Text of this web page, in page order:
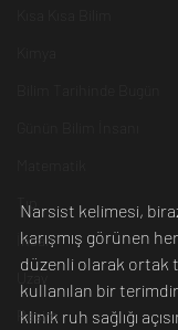
Tıp
İnsan
Resim
Narsist kelimesi,
karışmış görünen
düzenli olarak ortak
kullanılan bir
klinik ruh sağlığı